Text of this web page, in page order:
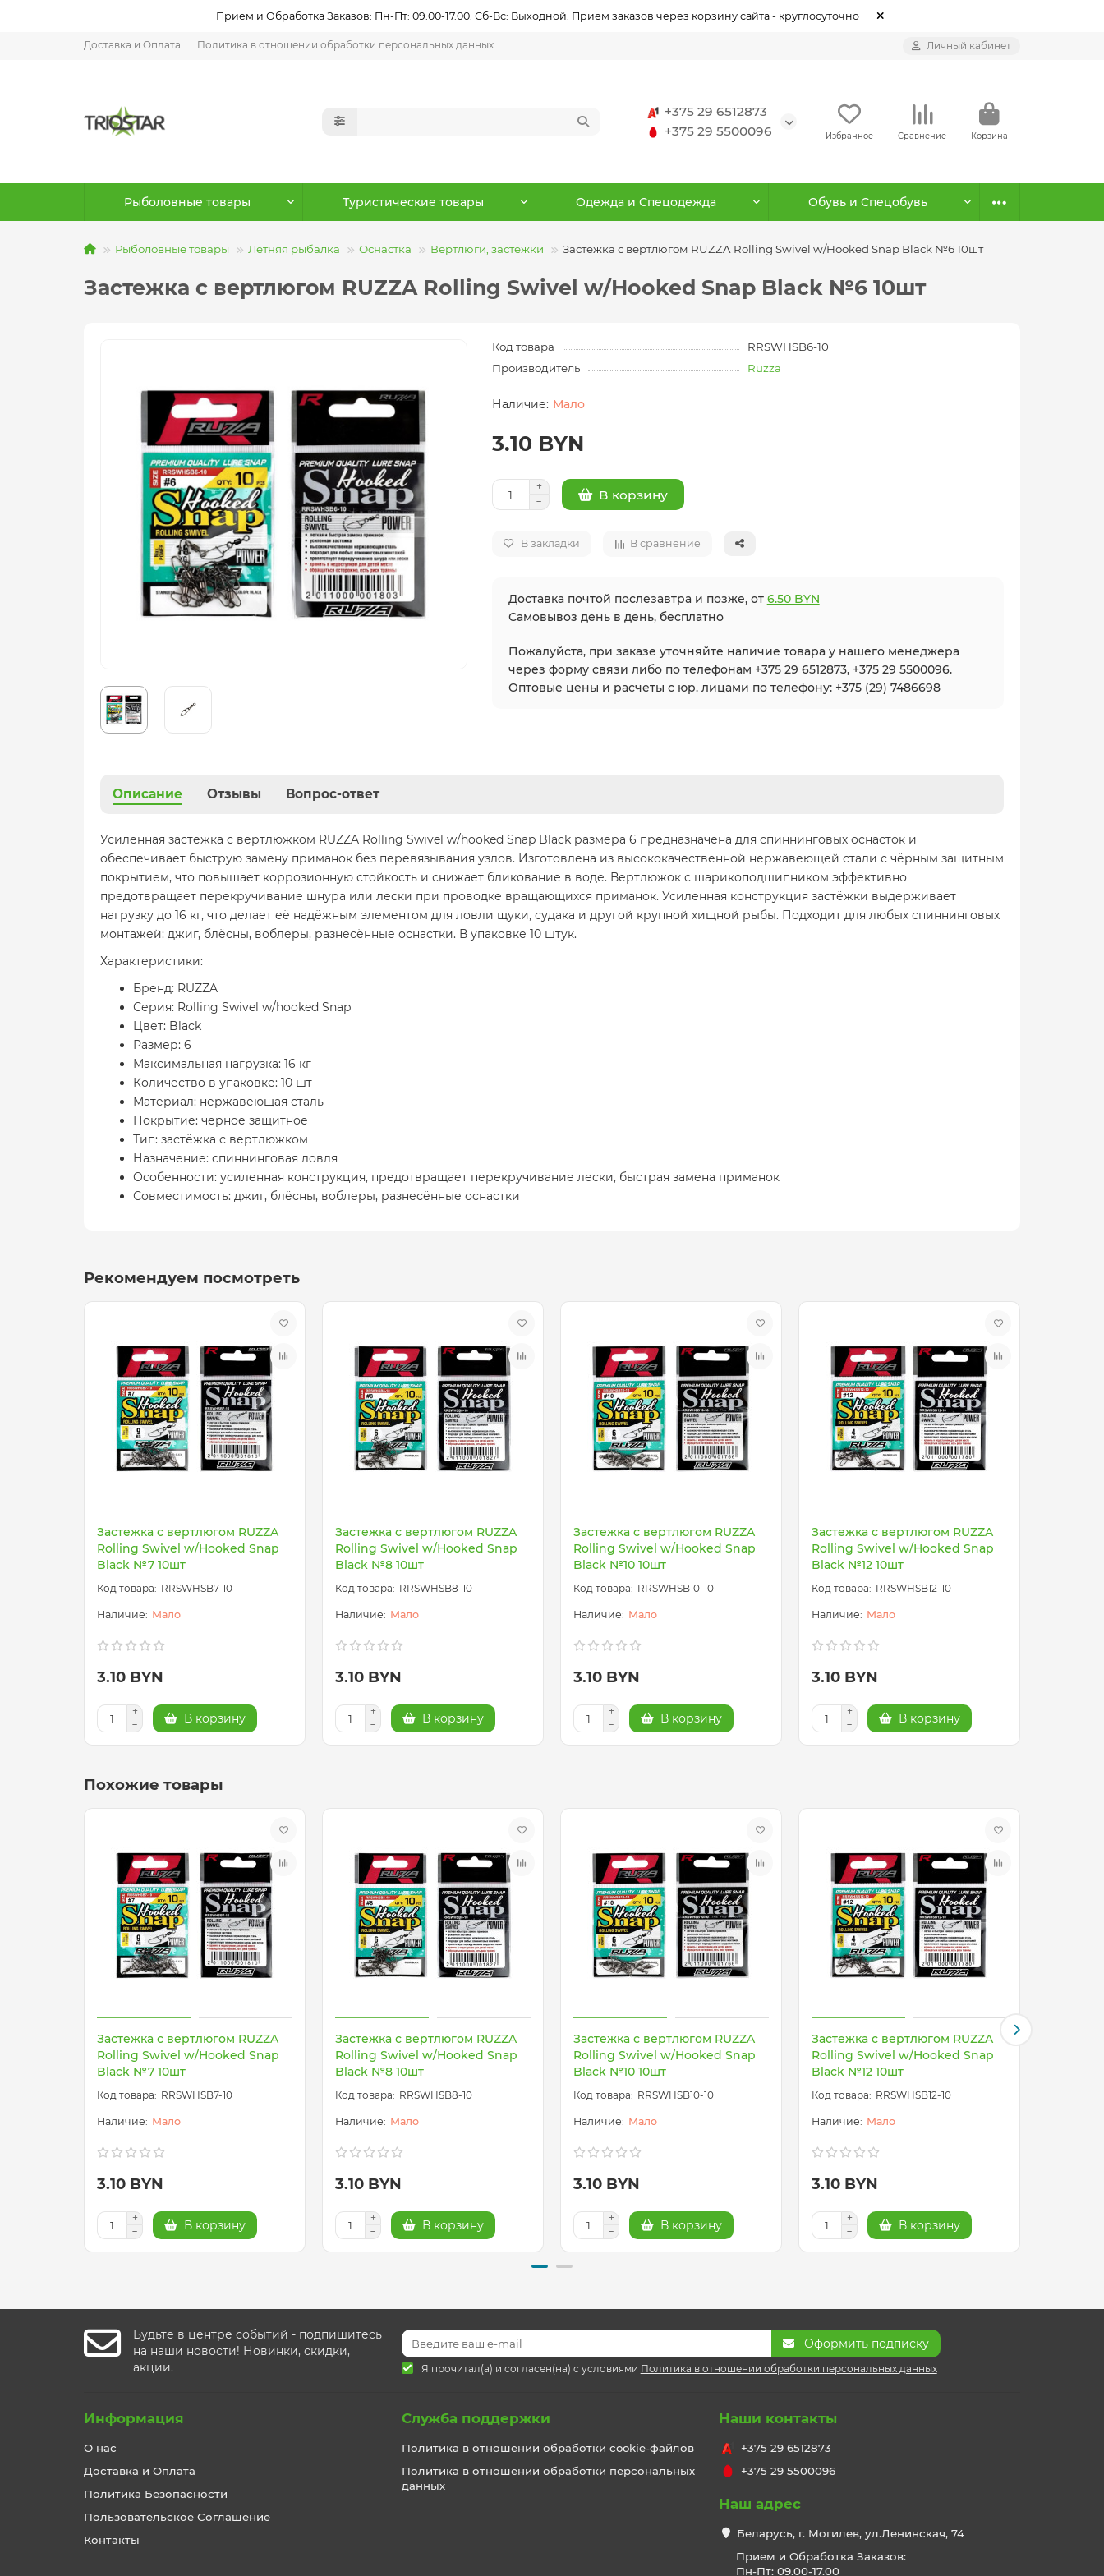
Прием и Обработка Заказов: Пн-Пт: 09.00-17.00. Сб-Вс: Выходной. Прием заказов через корзину сайта - круглосуточно
Доставка и Оплата Политика в отношении обработки персональных данных Личный кабинет
+375 29 6512873
+375 29 5500096
Избранное Сравнение Корзина
Рыболовные товары Туристические товары Одежда и Спецодежда Обувь и Спецобувь
Рыболовные товары Летняя рыбалка Оснастка Вертлюги, застёжки Застежка с вертлюгом RUZZA Rolling Swivel w/Hooked Snap Black №6 10шт
Застежка с вертлюгом RUZZA Rolling Swivel w/Hooked Snap Black №6 10шт
Код товара
RRSWHSB6-10
Производитель
Ruzza
Мало
3.10 BYN
В корзину
В закладки В сравнение
Доставка почтой послезавтра и позже, от 6.50 BYN
Самовывоз день в день, бесплатно
Пожалуйста, при заказе уточняйте наличие товара у нашего менеджера
через форму связи либо по телефонам +375 29 6512873, +375 29 5500096.
Оптовые цены и расчеты с юр. лицами по телефону: +375 (29) 7486698
Описание Отзывы Вопрос-ответ
Усиленная застёжка с вертлюжком RUZZA Rolling Swivel w/hooked Snap Black размера 6 предназначена для спиннинговых оснасток и
обеспечивает быструю замену приманок без перевязывания узлов. Изготовлена из высококачественной нержавеющей стали с чёрным защитным
покрытием, что повышает коррозионную стойкость и снижает бликование в воде. Вертлюжок с шарикоподшипником эффективно
предотвращает перекручивание шнура или лески при проводке вращающихся приманок. Усиленная конструкция застёжки выдерживает
нагрузку до 16 кг, что делает её надёжным элементом для ловли щуки, судака и другой крупной хищной рыбы. Подходит для любых спиннинговых
монтажей: джиг, блёсны, воблеры, разнесённые оснастки. В упаковке 10 штук.
Характеристики:
Бренд: RUZZA
Серия: Rolling Swivel w/hooked Snap
Цвет: Black
Размер: 6
Максимальная нагрузка: 16 кг
Количество в упаковке: 10 шт
Материал: нержавеющая сталь
Покрытие: чёрное защитное
Тип: застёжка с вертлюжком
Назначение: спиннинговая ловля
Особенности: усиленная конструкция, предотвращает перекручивание лески, быстрая замена приманок
Совместимость: джиг, блёсны, воблеры, разнесённые оснастки
Рекомендуем посмотреть
Застежка с вертлюгом RUZZA
Rolling Swivel w/Hooked Snap
Black №7 10шт
RRSWHSB7-10
Мало
3.10 BYN
В корзину
Застежка с вертлюгом RUZZA
Rolling Swivel w/Hooked Snap
Black №8 10шт
RRSWHSB8-10
Мало
3.10 BYN
В корзину
Застежка с вертлюгом RUZZA
Rolling Swivel w/Hooked Snap
Black №10 10шт
RRSWHSB10-10
Мало
3.10 BYN
В корзину
Застежка с вертлюгом RUZZA
Rolling Swivel w/Hooked Snap
Black №12 10шт
RRSWHSB12-10
Мало
3.10 BYN
В корзину
Похожие товары
Застежка с вертлюгом RUZZA
Rolling Swivel w/Hooked Snap
Black №7 10шт
RRSWHSB7-10
Мало
3.10 BYN
В корзину
Застежка с вертлюгом RUZZA
Rolling Swivel w/Hooked Snap
Black №8 10шт
RRSWHSB8-10
Мало
3.10 BYN
В корзину
Застежка с вертлюгом RUZZA
Rolling Swivel w/Hooked Snap
Black №10 10шт
RRSWHSB10-10
Мало
3.10 BYN
В корзину
Застежка с вертлюгом RUZZA
Rolling Swivel w/Hooked Snap
Black №12 10шт
RRSWHSB12-10
Мало
3.10 BYN
В корзину
Будьте в центре событий - подпишитесь
на наши новости! Новинки, скидки,
акции.
Оформить подписку
Я прочитал(а) и согласен(на) с условиями Политика в отношении обработки персональных данных
Информация
О нас
Доставка и Оплата
Политика Безопасности
Пользовательское Соглашение
Контакты
Служба поддержки
Политика в отношении обработки cookie-файлов
Политика в отношении обработки персональных
данных
Наши контакты
+375 29 6512873
+375 29 5500096
Наш адрес
Беларусь, г. Могилев, ул.Ленинская, 74
Прием и Обработка Заказов:
Пн-Пт: 09.00-17.00